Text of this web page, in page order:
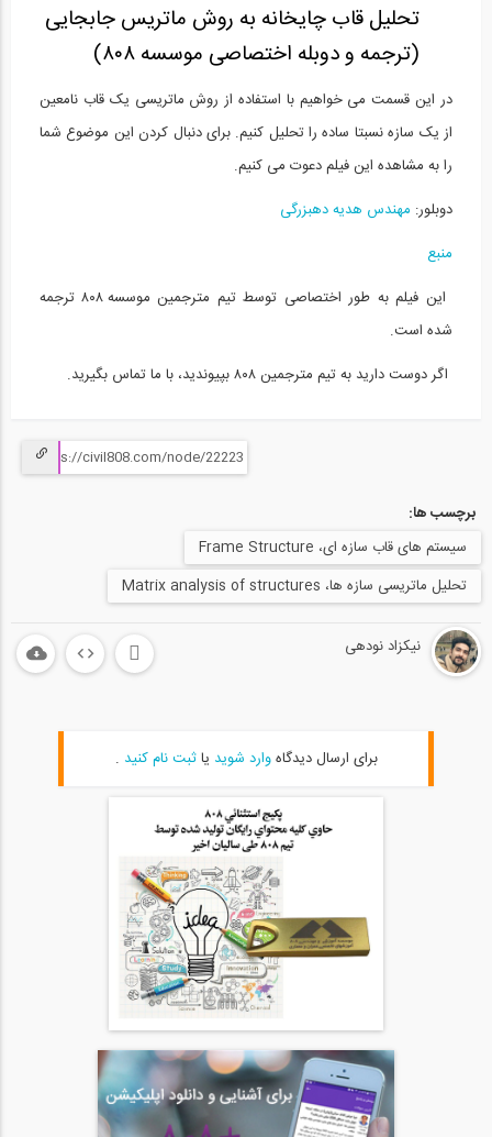
09:35
روش نیرو- قسمت اول (ترجمه و دوبله...
محاسبه خیز در تیرها به روش انتگرال...
تحلیل تیرها تحت بارهای گسترده مختلف-...
18
11:37
06:49
تحلیل تیرها تحت بارهای گسترده مختلف-...
مروری بر روش شیب افت در تحلیل سازه ها (...
روش تیر فرضی- پارت 1(ترجمه و دوبله...
روش تیر فرضی- پارت 2 (ترجمه و دوبله...
تحلیل قاب چایخانه به روش ماتریس جابجایی
(ترجمه و دوبله اختصاصی موسسه ۸۰۸)
در این قسمت می خواهیم با استفاده از روش ماتریسی یک قاب نامعین
از یک سازه نسبتا ساده را تحلیل کنیم. برای دنبال کردن این موضوع شما
را به مشاهده این فیلم دعوت می کنیم.
دوبلور: مهندس هدیه دهبزرگی
منبع
این فیلم به طور اختصاصی توسط تیم مترجمین موسسه ۸۰۸ ترجمه
شده است.
اگر دوست دارید به تیم مترجمین ۸۰۸ بپیوندید، با ما تماس بگیرید.
برچسب ها:
سیستم های قاب سازه ای، Frame Structure
تحلیل ماتریسی سازه ها، Matrix analysis of structures
نیکزاد نودهی
برای ارسال دیدگاهوارد شوید یاثبت نام کنید .